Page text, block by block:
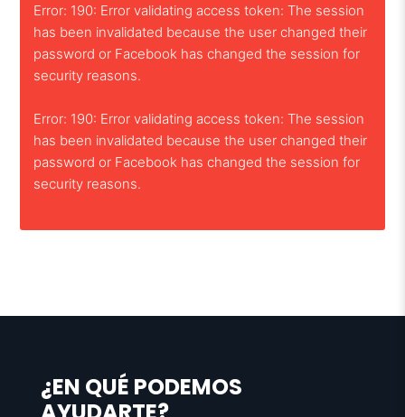
Error: 190: Error validating access token: The session
has been invalidated because the user changed their
password or Facebook has changed the session for
security reasons.
Error: 190: Error validating access token: The session
has been invalidated because the user changed their
password or Facebook has changed the session for
security reasons.
¿EN QUÉ PODEMOS